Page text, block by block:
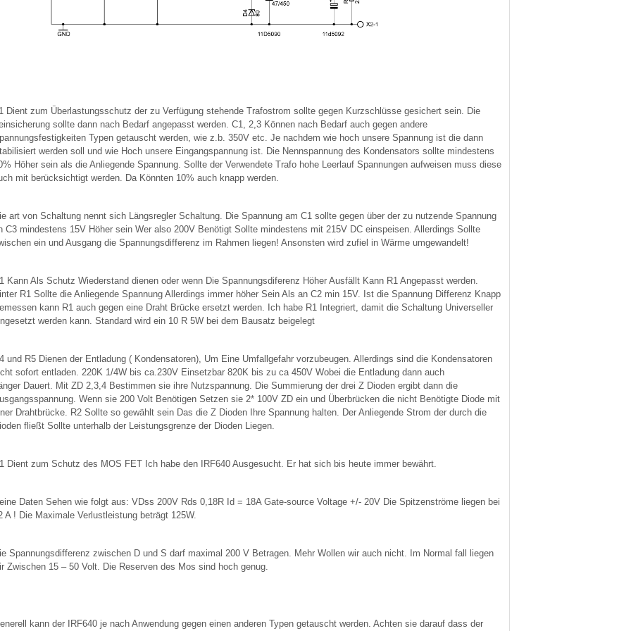
Dient zum Überlastungsschutz der zu Verfügung stehende Trafostrom sollte gegen Kurzschlüsse gesichert sein. Die
sollte dann nach Bedarf angepasst werden. C1, 2,3 Können nach Bedarf auch gegen andere
Typen getauscht werden, wie z.b. 350V etc. Je nachdem wie hoch unsere Spannung ist die dann
werden soll und wie Hoch unsere Eingangspannung ist. Die Nennspannung des Kondensators sollte mindestens
Höher sein als die Anliegende Spannung. Sollte der Verwendete Trafo hohe Leerlauf Spannungen aufweisen muss diese
mit berücksichtigt werden. Da Könnten 10% auch knapp werden.
art von Schaltung nennt sich Längsregler Schaltung. Die Spannung am C1 sollte gegen über der zu nutzende Spannung
C3 mindestens 15V Höher sein Wer also 200V Benötigt Sollte mindestens mit 215V DC einspeisen. Allerdings Sollte
ein und Ausgang die Spannungsdifferenz im Rahmen liegen! Ansonsten wird zufiel in Wärme umgewandelt!
Kann Als Schutz Wiederstand dienen oder wenn Die Spannungsdiferenz Höher Ausfällt Kann R1 Angepasst werden.
R1 Sollte die Anliegende Spannung Allerdings immer höher Sein Als an C2 min 15V. Ist die Spannung Differenz Knapp
kann R1 auch gegen eine Draht Brücke ersetzt werden. Ich habe R1 Integriert, damit die Schaltung Universeller
werden kann. Standard wird ein 10 R 5W bei dem Bausatz beigelegt
und R5 Dienen der Entladung ( Kondensatoren), Um Eine Umfallgefahr vorzubeugen. Allerdings sind die Kondensatoren
sofort entladen. 220K 1/4W bis ca.230V Einsetzbar 820K bis zu ca 450V Wobei die Entladung dann auch
Dauert. Mit ZD 2,3,4 Bestimmen sie ihre Nutzspannung. Die Summierung der drei Z Dioden ergibt dann die
Wenn sie 200 Volt Benötigen Setzen sie 2* 100V ZD ein und Überbrücken die nicht Benötigte Diode mit
Drahtbrücke. R2 Sollte so gewählt sein Das die Z Dioden Ihre Spannung halten. Der Anliegende Strom der durch die
fließt Sollte unterhalb der Leistungsgrenze der Dioden Liegen.
Dient zum Schutz des MOS FET Ich habe den IRF640 Ausgesucht. Er hat sich bis heute immer bewährt.
Daten Sehen wie folgt aus: VDss 200V Rds 0,18R Id = 18A Gate-source Voltage +/- 20V Die Spitzenströme liegen bei
A ! Die Maximale Verlustleistung beträgt 125W.
Spannungsdifferenz zwischen D und S darf maximal 200 V Betragen. Mehr Wollen wir auch nicht. Im Normal fall liegen
Zwischen 15 – 50 Volt. Die Reserven des Mos sind hoch genug.
kann der IRF640 je nach Anwendung gegen einen anderen Typen getauscht werden. Achten sie darauf dass der